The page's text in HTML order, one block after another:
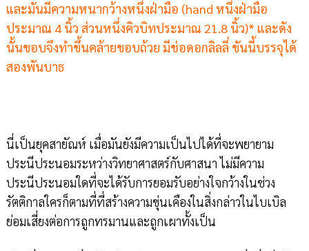
และมันมีความหนากว้างหนึ่งฝ่ามือ (hand หนึ่งฝ่ามือ
ประมาณ 4 นิ้ว ส่วนหนึ่งคิวบิทประมาณ 21.8 นิ้ว)* และดัง
นั้นขอบจึงทำขึ้นคล้ายขอบถ้วย มีช่อดอกลิลลี่ ขันนี้บรรจุได้
สองพันบาธ
นี่เป็นยุคสายัณห์ เมื่อมันยังมีความเป็นไปได้ที่จะพยายาม
ประนีประนอมระหว่างวิทยาศาสตร์กับศาสนา ไม่มีความ
ประนีประนอมใดที่จะได้รับการยอมรับอย่างใจกว้างในช่วง
รัตติกาลใครก็ตามที่ที่สร้างความขุ่นเคืองในสิ่งกล่าวในไบเบิล
ย่อมเสี่ยงต่อการถูกทรมานและถูกเผาทั้งเป็น